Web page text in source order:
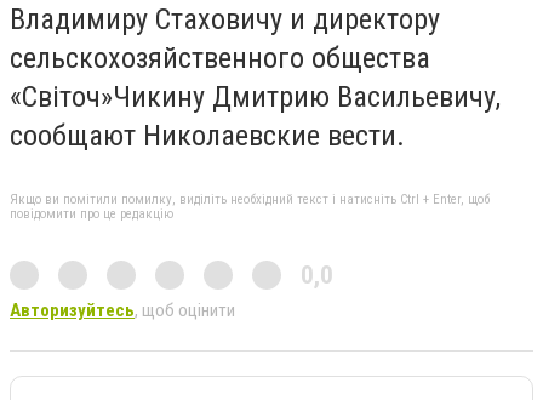
Владимиру Стаховичу и директору
сельскохозяйственного общества
«Світоч»Чикину Дмитрию Васильевичу,
сообщают Николаевские вести.
Якщо ви помітили помилку, виділіть необхідний текст і натисніть Ctrl + Enter, щоб
повідомити про це редакцію
0,0
Авторизуйтесь, щоб оцінити